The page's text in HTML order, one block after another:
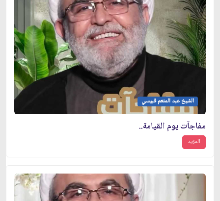
الشيخ عبد المنعم قبيسي
مفاجآت يوم القيامة..
المزيد